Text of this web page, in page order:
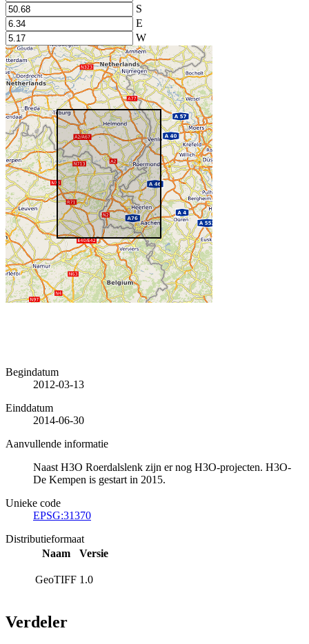
S
E
W
Begindatum
2012-03-13
Einddatum
2014-06-30
Aanvullende informatie
Naast H3O Roerdalslenk zijn er nog H3O-projecten. H3O-
De Kempen is gestart in 2015.
Unieke code
EPSG:31370
Distributieformaat
Naam
Versie
GeoTIFF 1.0
Verdeler